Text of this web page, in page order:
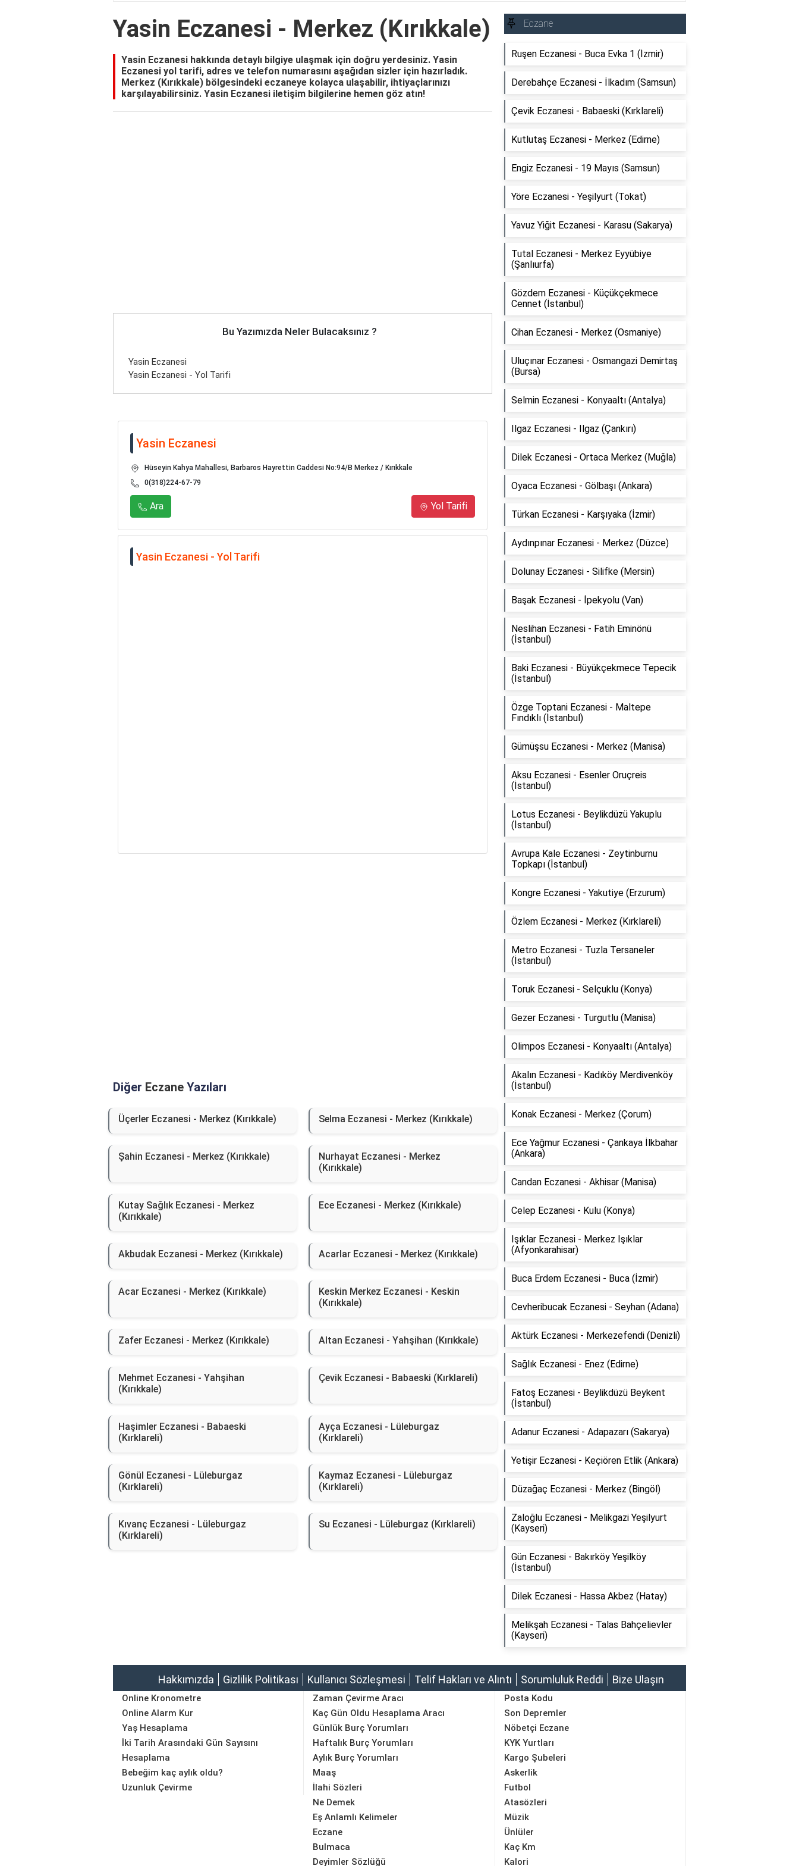
Yasin Eczanesi - Merkez (Kırıkkale)
Yasin Eczanesi hakkında detaylı bilgiye ulaşmak için doğru yerdesiniz. Yasin
Eczanesi yol tarifi, adres ve telefon numarasını aşağıdan sizler için hazırladık.
Merkez (Kırıkkale) bölgesindeki eczaneye kolayca ulaşabilir, ihtiyaçlarınızı
karşılayabilirsiniz. Yasin Eczanesi iletişim bilgilerine hemen göz atın!
Bu Yazımızda Neler Bulacaksınız ?
Yasin Eczanesi
Yasin Eczanesi - Yol Tarifi
Yasin Eczanesi
Hüseyin Kahya Mahallesi, Barbaros Hayrettin Caddesi No:94/B Merkez / Kırıkkale
0(318)224-67-79
Ara Yol Tarifi
Yasin Eczanesi - Yol Tarifi
Diğer Eczane Yazıları
Üçerler Eczanesi - Merkez (Kırıkkale) Selma Eczanesi - Merkez (Kırıkkale)
Şahin Eczanesi - Merkez (Kırıkkale)
Nurhayat Eczanesi - Merkez
(Kırıkkale)
Kutay Sağlık Eczanesi - Merkez
(Kırıkkale)
Ece Eczanesi - Merkez (Kırıkkale)
Akbudak Eczanesi - Merkez (Kırıkkale) Acarlar Eczanesi - Merkez (Kırıkkale)
Acar Eczanesi - Merkez (Kırıkkale)
Keskin Merkez Eczanesi - Keskin
(Kırıkkale)
Zafer Eczanesi - Merkez (Kırıkkale) Altan Eczanesi - Yahşihan (Kırıkkale)
Mehmet Eczanesi - Yahşihan
(Kırıkkale)
Çevik Eczanesi - Babaeski (Kırklareli)
Haşimler Eczanesi - Babaeski
(Kırklareli)
Ayça Eczanesi - Lüleburgaz
(Kırklareli)
Gönül Eczanesi - Lüleburgaz
(Kırklareli)
Kaymaz Eczanesi - Lüleburgaz
(Kırklareli)
Kıvanç Eczanesi - Lüleburgaz
(Kırklareli)
Su Eczanesi - Lüleburgaz (Kırklareli)
Eczane
Ruşen Eczanesi - Buca Evka 1 (İzmir)
Derebahçe Eczanesi - İlkadım (Samsun)
Çevik Eczanesi - Babaeski (Kırklareli)
Kutlutaş Eczanesi - Merkez (Edirne)
Engiz Eczanesi - 19 Mayıs (Samsun)
Yöre Eczanesi - Yeşilyurt (Tokat)
Yavuz Yiğit Eczanesi - Karasu (Sakarya)
Tutal Eczanesi - Merkez Eyyübiye
(Şanlıurfa)
Gözdem Eczanesi - Küçükçekmece
Cennet (İstanbul)
Cihan Eczanesi - Merkez (Osmaniye)
Uluçınar Eczanesi - Osmangazi Demirtaş
(Bursa)
Selmin Eczanesi - Konyaaltı (Antalya)
Ilgaz Eczanesi - Ilgaz (Çankırı)
Dilek Eczanesi - Ortaca Merkez (Muğla)
Oyaca Eczanesi - Gölbaşı (Ankara)
Türkan Eczanesi - Karşıyaka (İzmir)
Aydınpınar Eczanesi - Merkez (Düzce)
Dolunay Eczanesi - Silifke (Mersin)
Başak Eczanesi - İpekyolu (Van)
Neslihan Eczanesi - Fatih Eminönü
(İstanbul)
Baki Eczanesi - Büyükçekmece Tepecik
(İstanbul)
Özge Toptani Eczanesi - Maltepe
Fındıklı (İstanbul)
Gümüşsu Eczanesi - Merkez (Manisa)
Aksu Eczanesi - Esenler Oruçreis
(İstanbul)
Lotus Eczanesi - Beylikdüzü Yakuplu
(İstanbul)
Avrupa Kale Eczanesi - Zeytinburnu
Topkapı (İstanbul)
Kongre Eczanesi - Yakutiye (Erzurum)
Özlem Eczanesi - Merkez (Kırklareli)
Metro Eczanesi - Tuzla Tersaneler
(İstanbul)
Toruk Eczanesi - Selçuklu (Konya)
Gezer Eczanesi - Turgutlu (Manisa)
Olimpos Eczanesi - Konyaaltı (Antalya)
Akalın Eczanesi - Kadıköy Merdivenköy
(İstanbul)
Konak Eczanesi - Merkez (Çorum)
Ece Yağmur Eczanesi - Çankaya İlkbahar
(Ankara)
Candan Eczanesi - Akhisar (Manisa)
Celep Eczanesi - Kulu (Konya)
Işıklar Eczanesi - Merkez Işıklar
(Afyonkarahisar)
Buca Erdem Eczanesi - Buca (İzmir)
Cevheribucak Eczanesi - Seyhan (Adana)
Aktürk Eczanesi - Merkezefendi (Denizli)
Sağlık Eczanesi - Enez (Edirne)
Fatoş Eczanesi - Beylikdüzü Beykent
(İstanbul)
Adanur Eczanesi - Adapazarı (Sakarya)
Yetişir Eczanesi - Keçiören Etlik (Ankara)
Düzağaç Eczanesi - Merkez (Bingöl)
Zaloğlu Eczanesi - Melikgazi Yeşilyurt
(Kayseri)
Gün Eczanesi - Bakırköy Yeşilköy
(İstanbul)
Dilek Eczanesi - Hassa Akbez (Hatay)
Melikşah Eczanesi - Talas Bahçelievler
(Kayseri)
Hakkımızda Gizlilik Politikası Kullanıcı Sözleşmesi Telif Hakları ve Alıntı Sorumluluk Reddi Bize Ulaşın
Online Kronometre
Online Alarm Kur
Yaş Hesaplama
İki Tarih Arasındaki Gün Sayısını
Hesaplama
Bebeğim kaç aylık oldu?
Uzunluk Çevirme
Zaman Çevirme Aracı
Kaç Gün Oldu Hesaplama Aracı
Günlük Burç Yorumları
Haftalık Burç Yorumları
Aylık Burç Yorumları
Maaş
Posta Kodu
Son Depremler
Nöbetçi Eczane
KYK Yurtları
Kargo Şubeleri
Askerlik
İlahi Sözleri
Ne Demek
Eş Anlamlı Kelimeler
Eczane
Bulmaca
Deyimler Sözlüğü
Futbol
Atasözleri
Müzik
Ünlüler
Kaç Km
Kalori